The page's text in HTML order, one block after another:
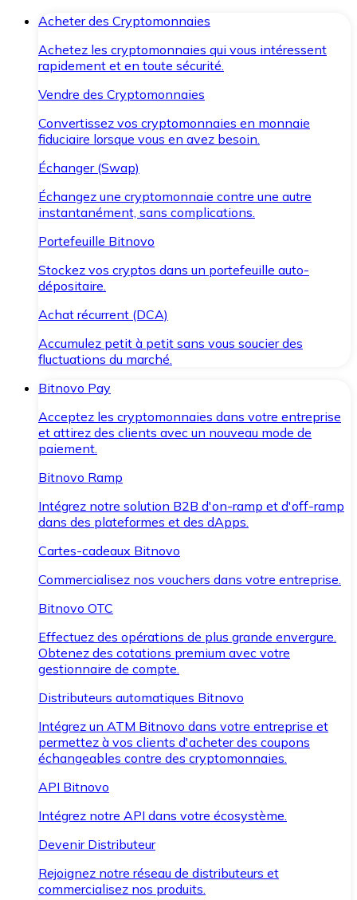
Acheter des Cryptomonnaies
Achetez les cryptomonnaies qui vous intéressent
rapidement et en toute sécurité.
Vendre des Cryptomonnaies
Convertissez vos cryptomonnaies en monnaie
fiduciaire lorsque vous en avez besoin.
Échanger (Swap)
Échangez une cryptomonnaie contre une autre
instantanément, sans complications.
Portefeuille Bitnovo
Stockez vos cryptos dans un portefeuille auto-
dépositaire.
Achat récurrent (DCA)
Accumulez petit à petit sans vous soucier des
fluctuations du marché.
Bitnovo Pay
Acceptez les cryptomonnaies dans votre entreprise
et attirez des clients avec un nouveau mode de
paiement.
Bitnovo Ramp
Intégrez notre solution B2B d'on-ramp et d'off-ramp
dans des plateformes et des dApps.
Cartes-cadeaux Bitnovo
Commercialisez nos vouchers dans votre entreprise.
Bitnovo OTC
Effectuez des opérations de plus grande envergure.
Obtenez des cotations premium avec votre
gestionnaire de compte.
Distributeurs automatiques Bitnovo
Intégrez un ATM Bitnovo dans votre entreprise et
permettez à vos clients d'acheter des coupons
échangeables contre des cryptomonnaies.
API Bitnovo
Intégrez notre API dans votre écosystème.
Devenir Distributeur
Rejoignez notre réseau de distributeurs et
commercialisez nos produits.